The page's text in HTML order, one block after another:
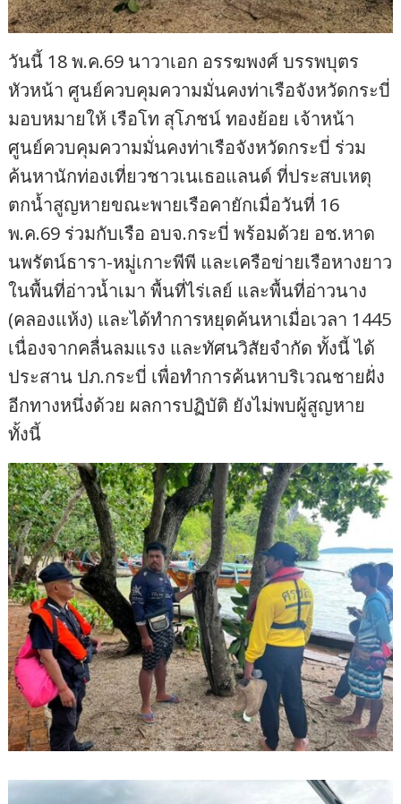
วันนี้ 18 พ.ค.69 นาวาเอก อรรฆพงศ์ บรรพบุตร
หัวหน้า ศูนย์ควบคุมความมั่นคงท่าเรือจังหวัดกระบี่
มอบหมายให้ เรือโท สุโภชน์ ทองย้อย เจ้าหน้า
ศูนย์ควบคุมความมั่นคงท่าเรือจังหวัดกระบี่ ร่วม
ค้นหานักท่องเที่ยวชาวเนเธอแลนด์ ที่ประสบเหตุ
ตกน้ำสูญหายขณะพายเรือคายักเมื่อวันที่ 16
พ.ค.69 ร่วมกับเรือ อบจ.กระบี่ พร้อมด้วย อช.หาด
นพรัตน์ธารา-หมู่เกาะพีพี และเครือข่ายเรือหางยาว
ในพื้นที่อ่าวน้ำเมา พื้นที่ไร่เลย์ และพื้นที่อ่าวนาง
(คลองแห้ง) และได้ทำการหยุดค้นหาเมื่อเวลา 1445
เนื่องจากคลื่นลมแรง และทัศนวิสัยจำกัด ทั้งนี้ ได้
ประสาน ปภ.กระบี่ เพื่อทำการค้นหาบริเวณชายฝั่ง
อีกทางหนึ่งด้วย ผลการปฏิบัติ ยังไม่พบผู้สูญหาย
ทั้งนี้